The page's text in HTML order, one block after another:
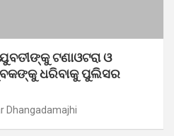
ଟଣାଓଟରା ଓ
ଧରିବାକୁ ପୁଲିସର
Dhangadamajhi